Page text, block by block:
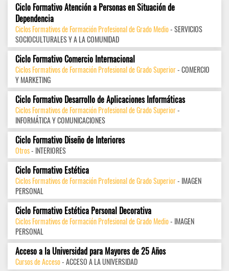
Ciclo Formativo Atención a Personas en Situación de
Dependencia
Ciclos Formativos de Formación Profesional de Grado Medio- SERVICIOS
SOCIOCULTURALES Y A LA COMUNIDAD
Ciclo Formativo Comercio Internacional
Ciclos Formativos de Formación Profesional de Grado Superior- COMERCIO
Y MARKETING
Ciclo Formativo Desarrollo de Aplicaciones Informáticas
Ciclos Formativos de Formación Profesional de Grado Superior-
INFORMÁTICA Y COMUNICACIONES
Ciclo Formativo Diseño de Interiores
Otros- INTERIORES
Ciclo Formativo Estética
Ciclos Formativos de Formación Profesional de Grado Superior- IMAGEN
PERSONAL
Ciclo Formativo Estética Personal Decorativa
Ciclos Formativos de Formación Profesional de Grado Medio- IMAGEN
PERSONAL
Acceso a la Universidad para Mayores de 25 Años
Cursos de Acceso- ACCESO A LA UNIVERSIDAD